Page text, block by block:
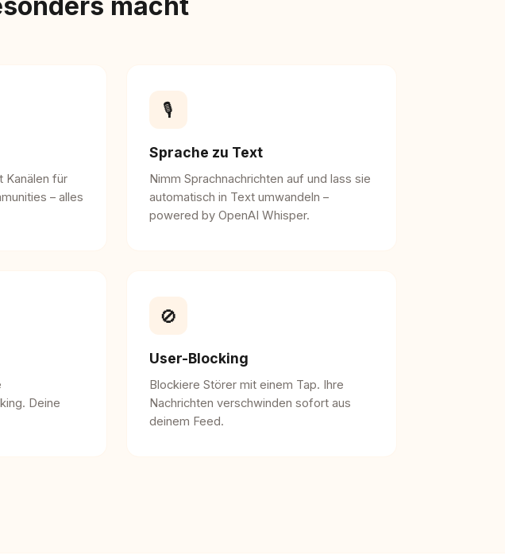
Kanälen für
– alles
🎙️
Sprache zu Text
Nimm Sprachnachrichten auf und lass sie
automatisch in Text umwandeln –
powered by OpenAI Whisper.
Deine
🚫
User-Blocking
Blockiere Störer mit einem Tap. Ihre
Nachrichten verschwinden sofort aus
deinem Feed.